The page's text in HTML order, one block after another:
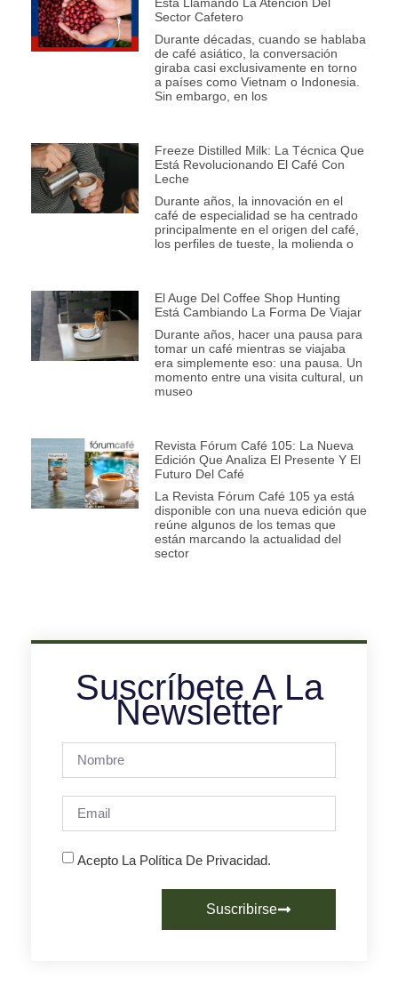
Sector Cafetero
Durante décadas, cuando se hablaba
de café asiático, la conversación
giraba casi exclusivamente en torno
a países como Vietnam o Indonesia.
Sin embargo, en los
Freeze Distilled Milk: La Técnica Que
Está Revolucionando El Café Con
Leche
Durante años, la innovación en el
café de especialidad se ha centrado
principalmente en el origen del café,
los perfiles de tueste, la molienda o
El Auge Del Coffee Shop Hunting
Está Cambiando La Forma De Viajar
Durante años, hacer una pausa para
tomar un café mientras se viajaba
era simplemente eso: una pausa. Un
momento entre una visita cultural, un
museo
Revista Fórum Café 105: La Nueva
Edición Que Analiza El Presente Y El
Futuro Del Café
La Revista Fórum Café 105 ya está
disponible con una nueva edición que
reúne algunos de los temas que
están marcando la actualidad del
sector
Suscríbete A La
Newsletter
Acepto La Política De Privacidad.
Suscribirse